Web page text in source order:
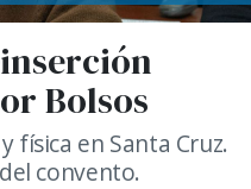
Bolsos
física en Santa Cruz.
convento.